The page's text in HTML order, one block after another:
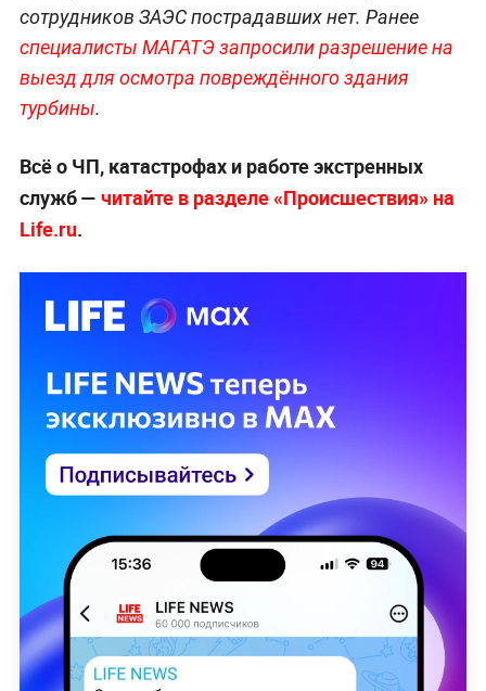
сотрудников ЗАЭС пострадавших нет. Ранее
специалисты МАГАТЭ запросили разрешение на
выезд для осмотра повреждённого здания
турбины.
Всё о ЧП, катастрофах и работе экстренных
служб — читайте в разделе «Происшествия» на
Life.ru.